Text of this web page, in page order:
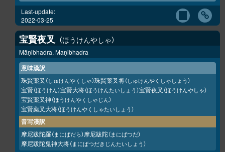
Last-update:
2022-03-25
宝賢夜叉 ほうけんやしゃ
Māṇibhadra, Maṇibhadra
意味漢訳
珠賢薬叉 （しゅけんやくしゃ）珠賢薬叉将（しゅけんやくしゃしょう）
宝賢（ほうけん）宝賢大将（ほうけんたいしょう）宝賢夜叉 （ほうけんやしゃ）
宝賢薬叉神（ほうけんやくしゃじん）
宝賢薬叉大将（ほうけんやくしゃたいしょう）
音写漢訳
摩尼跋陀羅（まにばだら）摩尼跋陀（まにばつだ）
摩尼跋陀鬼神大将（まにばつだきじんたいしょう）